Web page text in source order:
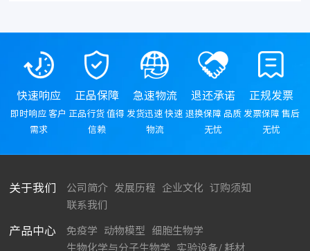
快速响应
即时响应 客户
需求
正品保障
正品行货 值得
信赖
急速物流
发货迅速 快速
物流
退还承诺
退换保障 品质
无忧
正规发票
发票保障 售后
无忧
关于我们 公司简介 发展历程 企业文化
订购须知
联系我们
产品中心 免疫学 动物模型
细胞生物学
生物化学与分子生物学
实验设备/ 耗材